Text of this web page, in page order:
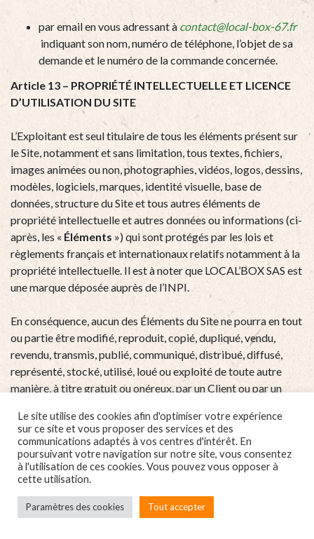
par email en vous adressant à contact@local-box-67.fr
indiquant son nom, numéro de téléphone, l’objet de sa
demande et le numéro de la commande concernée.
Article 13 – PROPRIÉTÉ INTELLECTUELLE ET LICENCE
D’UTILISATION DU SITE
L’Exploitant est seul titulaire de tous les éléments présent sur
le Site, notamment et sans limitation, tous textes, fichiers,
images animées ou non, photographies, vidéos, logos, dessins,
modèles, logiciels, marques, identité visuelle, base de
données, structure du Site et tous autres éléments de
propriété intellectuelle et autres données ou informations (ci-
après, les « Éléments ») qui sont protégés par les lois et
règlements français et internationaux relatifs notamment à la
propriété intellectuelle. Il est à noter que LOCAL’BOX SAS est
une marque déposée auprès de l’INPI.
En conséquence, aucun des Éléments du Site ne pourra en tout
ou partie être modifié, reproduit, copié, dupliqué, vendu,
revendu, transmis, publié, communiqué, distribué, diffusé,
représenté, stocké, utilisé, loué ou exploité de toute autre
manière, à titre gratuit ou onéreux, par un Client ou par un
qu’ils soient connus ou inconnus à ce jour, sans l’autorisation
préalable exprès et écrite de l’Exploitant au cas par cas, et le
Client est seul responsable de toute utilisation et/ou
exploitation non autorisée.
Par ailleurs, il est précisé que l’Exploitant n’est pas
propriétaire du contenu mis en ligne par les Clients, pour
Le site utilise des cookies afin d'optimiser votre expérience
sur ce site et vous proposer des services et des
communications adaptés à vos centres d'intérêt. En
poursuivant votre navigation sur notre site, vous consentez
à l'utilisation de ces cookies. Vous pouvez vous opposer à
cette utilisation.
Paramètres des cookies Tout accepter